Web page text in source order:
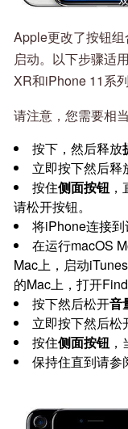
Apple更改了按钮
启动。以下步骤适
XR和iPhone 11系列
请注意，您需要相
按下，然后释放
立即按下然后释
按住侧面按钮
请松开按钮。
将iPhone连接到
在运行macOS
Mac上，启动
的Mac上，打开
按下然后松开音
立即按下然后松
按住侧面按钮
保持住直到请参